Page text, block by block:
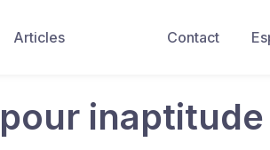
Contact
Articles
inaptitude